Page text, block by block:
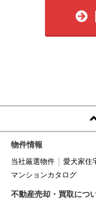
物件情報
当社厳選物件 愛犬家住
マンションカタログ
不動産売却・買取につ